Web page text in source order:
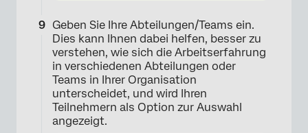
Geben Sie Ihre Abteilungen/Teams ein.
Dies kann Ihnen dabei helfen, besser zu
verstehen, wie sich die Arbeitserfahrung
in verschiedenen Abteilungen oder
Teams in Ihrer Organisation
unterscheidet, und wird Ihren
Teilnehmern als Option zur Auswahl
angezeigt.